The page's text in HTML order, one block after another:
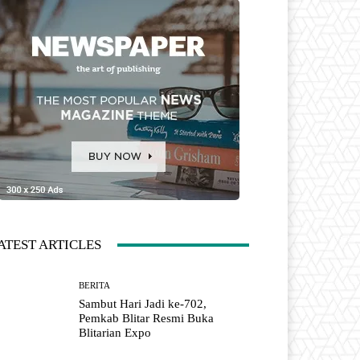
ARTICLES
BERITA
Sambut Hari Jadi ke-702,
Pemkab Blitar Resmi Buka
Blitarian Expo